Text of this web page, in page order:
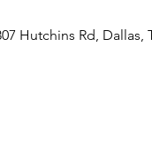
Hutchins Rd, Dallas,